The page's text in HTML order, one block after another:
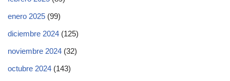
enero 2025 (99)
diciembre 2024 (125)
noviembre 2024 (32)
octubre 2024 (143)